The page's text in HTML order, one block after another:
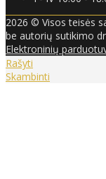
2026 © Visos teisės
be autorių sutikimo
Elektroninių
Rašyti
Skambinti